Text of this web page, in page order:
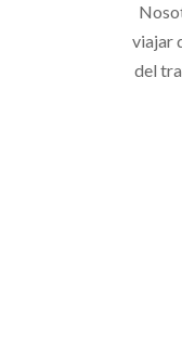
viajar
del